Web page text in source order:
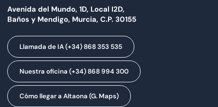
Avenida del Mundo, 1D, Local I2D,
Baños y Mendigo, Murcia, C.P. 30155
Llamada de IA (+34) 868 353 535
Nuestra oficina (+34) 868 994 300
Cómo llegar a Altaona (G. Maps)